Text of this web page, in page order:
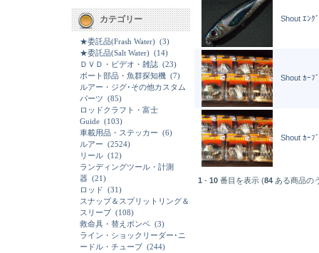
カテゴリー
★委託品(Frash Water) (3)
★委託品(Salt Water) (14)
ＤＶＤ・ビデオ・雑誌 (23)
ボート部品・魚群探知機 (7)
ルアー・ジグ･その他カスタム
パーツ (85)
ロッドクラフト・富士
Guide (103)
車載用品・ステッカー (6)
ルアー (2524)
リール (12)
ランディングツール・計測
器 (21)
ロッド (31)
スナップ＆スプリットリング＆
スリーブ (108)
救命具・替えボンベ (3)
ライン・ショックリーダー･ニ
ードル・チューブ (244)
Shout ｴﾝｸ
Shout ｶｰﾌ
Shout ｶｰﾌ
1 - 10 番目を表示 (84 ある商品の